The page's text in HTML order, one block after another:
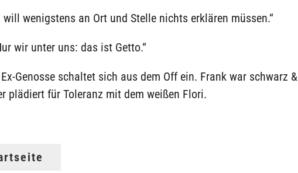
will wenigstens an Ort und Stelle nichts erklären müssen.“
wir unter uns: das ist Getto.“
Genosse schaltet sich aus dem Off ein. Frank war schwarz &
plädiert für Toleranz mit dem weißen Flori.